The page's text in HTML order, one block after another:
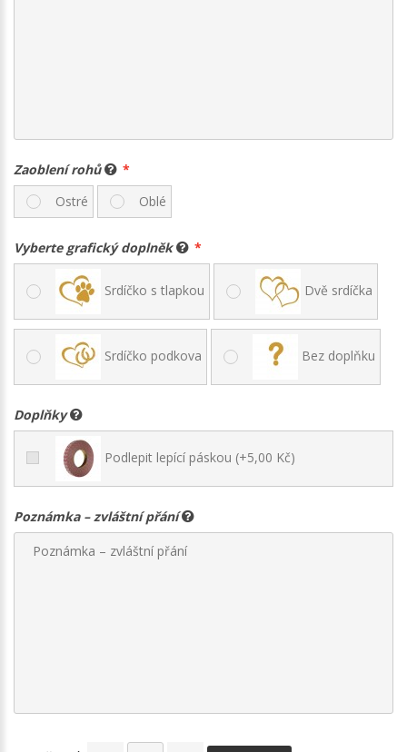
Zaoblení rohů
Ostré
Oblé
Vyberte grafický doplněk
Srdíčko s tlapkou Dvě srdíčka
Srdíčko podkova Bez doplňku
Doplňky
Podlepit lepící páskou (+5,00 Kč)
Poznámka – zvláštní přání